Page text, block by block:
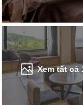
Xem tất cả